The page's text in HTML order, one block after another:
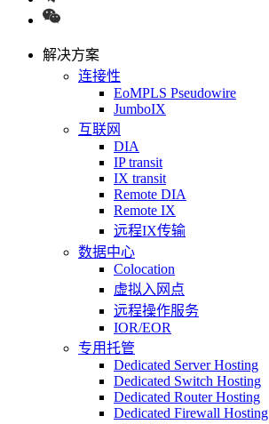
解决方案
连接性
EoMPLS Pseudowire
JumboIX
互联网
DIA
IP transit
IX transit
Remote DIA
Remote IX
远程IX传输
数据中心
Colocation
虚拟入网点
远程操作服务
IOR/EOR
专用托管
Dedicated Server Hosting
Dedicated Switch Hosting
Dedicated Router Hosting
Dedicated Firewall Hosting